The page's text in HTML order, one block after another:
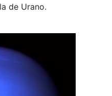
de Urano.